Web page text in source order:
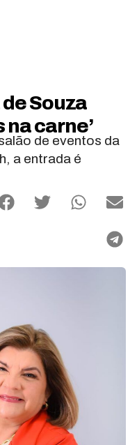
Souza
na carne’
de eventos da
a entrada é